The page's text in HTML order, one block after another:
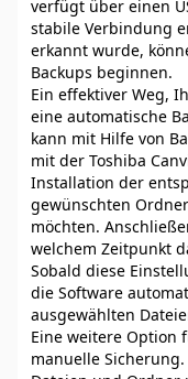
verfügt über einen
stabile Verbindung
erkannt wurde,
Backups beginnen.
Ein effektiver Weg,
eine automatische
kann mit Hilfe von
mit der Toshiba
Installation der
gewünschten
möchten.
welchem Zeitpunkt
Sobald diese
die Software
ausgewählten
Eine weitere Option
manuelle